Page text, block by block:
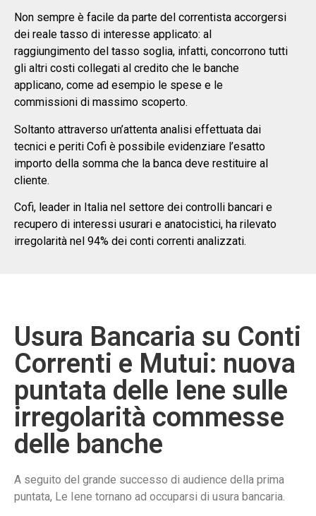
Non sempre è facile da parte del correntista accorgersi
dei reale tasso di interesse applicato: al
raggiungimento del tasso soglia, infatti, concorrono tutti
gli altri costi collegati al credito che le banche
applicano, come ad esempio le spese e le
commissioni di massimo scoperto.
Soltanto attraverso un’attenta analisi effettuata dai
tecnici e periti Cofi è possibile evidenziare l’esatto
importo della somma che la banca deve restituire al
cliente.
Cofi, leader in Italia nel settore dei controlli bancari e
recupero di interessi usurari e anatocistici, ha rilevato
irregolarità nel 94% dei conti correnti analizzati.
Usura Bancaria su Conti
Correnti e Mutui: nuova
puntata delle Iene sulle
irregolarità commesse
delle banche
A seguito del grande successo di audience della prima
puntata, Le Iene tornano ad occuparsi di usura bancaria.